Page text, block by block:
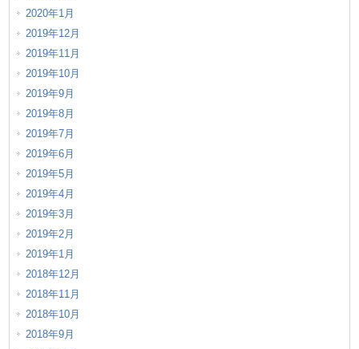
2020年1月
2019年12月
2019年11月
2019年10月
2019年9月
2019年8月
2019年7月
2019年6月
2019年5月
2019年4月
2019年3月
2019年2月
2019年1月
2018年12月
2018年11月
2018年10月
2018年9月